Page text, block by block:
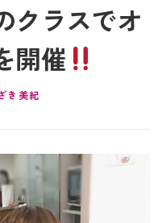
クラスでオ
開催
き美紀